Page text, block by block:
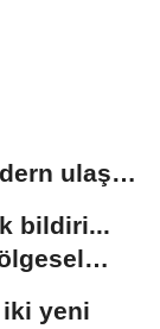
ulaşım
bildiri...
iki yeni